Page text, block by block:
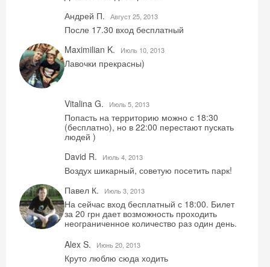
Андрей П.
Август 25, 2013
После 17.30 вход бесплатный
Maximilian K.
Июль 10, 2013
Лавочки прекрасны)
Vitalina G. Июль 5, 2013
Попасть на территорию можно с 18:30
(бесплатно), но в 22:00 перестают пускать
людей )
David R.
Июль 4, 2013
Воздух шикарный, советую посетить парк!
Павел К.
Июль 3, 2013
На сейчас вход бесплатный с 18:00. Билет
за 20 грн дает возможность проходить
неограниченное количество раз один день.
Alex S.
Июнь 20, 2013
Круто люблю сюда ходить